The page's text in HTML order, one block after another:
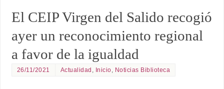
El CEIP Virgen del Salido recogió
ayer un reconocimiento regional
a favor de la igualdad
26/11/2021 Actualidad , Inicio, Noticias Biblioteca